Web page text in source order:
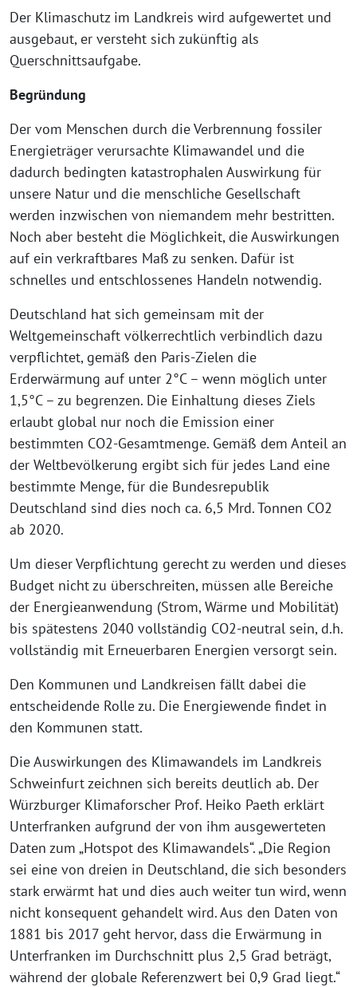
Der Klimaschutz im Landkreis wird aufgewertet und
ausgebaut, er versteht sich zukünftig als
Querschnittsaufgabe.
Begründung
Der vom Menschen durch die Verbrennung fossiler
Energieträger verursachte Klimawandel und die
dadurch bedingten katastrophalen Auswirkung für
unsere Natur und die menschliche Gesellschaft
werden inzwischen von niemandem mehr bestritten.
Noch aber besteht die Möglichkeit, die Auswirkungen
auf ein verkraftbares Maß zu senken. Dafür ist
schnelles und entschlossenes Handeln notwendig.
Deutschland hat sich gemeinsam mit der
Weltgemeinschaft völkerrechtlich verbindlich dazu
verpflichtet, gemäß den Paris-Zielen die
Erderwärmung auf unter 2°C – wenn möglich unter
1,5°C – zu begrenzen. Die Einhaltung dieses Ziels
erlaubt global nur noch die Emission einer
bestimmten CO2-Gesamtmenge. Gemäß dem Anteil an
der Weltbevölkerung ergibt sich für jedes Land eine
bestimmte Menge, für die Bundesrepublik
Deutschland sind dies noch ca. 6,5 Mrd. Tonnen CO2
ab 2020.
Um dieser Verpflichtung gerecht zu werden und dieses
Budget nicht zu überschreiten, müssen alle Bereiche
der Energieanwendung (Strom, Wärme und Mobilität)
bis spätestens 2040 vollständig CO2-neutral sein, d.h.
vollständig mit Erneuerbaren Energien versorgt sein.
Den Kommunen und Landkreisen fällt dabei die
entscheidende Rolle zu. Die Energiewende findet in
den Kommunen statt.
Die Auswirkungen des Klimawandels im Landkreis
Schweinfurt zeichnen sich bereits deutlich ab. Der
Würzburger Klimaforscher Prof. Heiko Paeth erklärt
Unterfranken aufgrund der von ihm ausgewerteten
Daten zum „Hotspot des Klimawandels“. „Die Region
sei eine von dreien in Deutschland, die sich besonders
stark erwärmt hat und dies auch weiter tun wird, wenn
nicht konsequent gehandelt wird. Aus den Daten von
1881 bis 2017 geht hervor, dass die Erwärmung in
Unterfranken im Durchschnitt plus 2,5 Grad beträgt,
während der globale Referenzwert bei 0,9 Grad liegt.“